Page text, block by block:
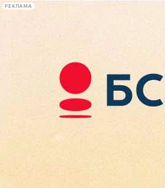
РЕКЛАМА
Сегодня:
2026.08.09
18:00
Афиша Plus